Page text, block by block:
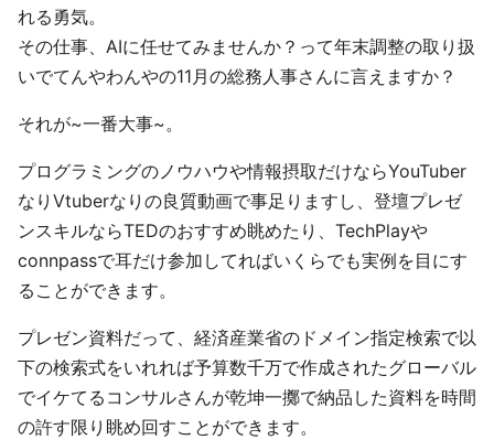
れる勇気。
その仕事、AIに任せてみませんか？って年末調整の取り扱
いでてんやわんやの11月の総務人事さんに言えますか？
それが~一番大事~。
プログラミングのノウハウや情報摂取だけならYouTuber
なりVtuberなりの良質動画で事足りますし、登壇プレゼ
ンスキルならTEDのおすすめ眺めたり、TechPlayや
connpassで耳だけ参加してればいくらでも実例を目にす
ることができます。
プレゼン資料だって、経済産業省のドメイン指定検索で以
下の検索式をいれれば予算数千万で作成されたグローバル
でイケてるコンサルさんが乾坤一擲で納品した資料を時間
の許す限り眺め回すことができます。